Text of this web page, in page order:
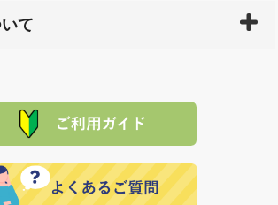
された商品の送料は、こちらの
全国送
ーからお客様の元へ直送いたしますの
別に送料が必要になります。
の 事故などで不都合が生じている場合
たします。）
し訳ありませんが、当協会までご注文
。
て
からの ご入金を確認した後で、商品を
カード」「PayPay」「楽天ペイ」を指
、準備出来次第の便にてお送りいたし